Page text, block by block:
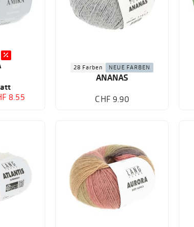
8.55
28 Farben NEUE FARBEN
ANANAS
CHF 9.90